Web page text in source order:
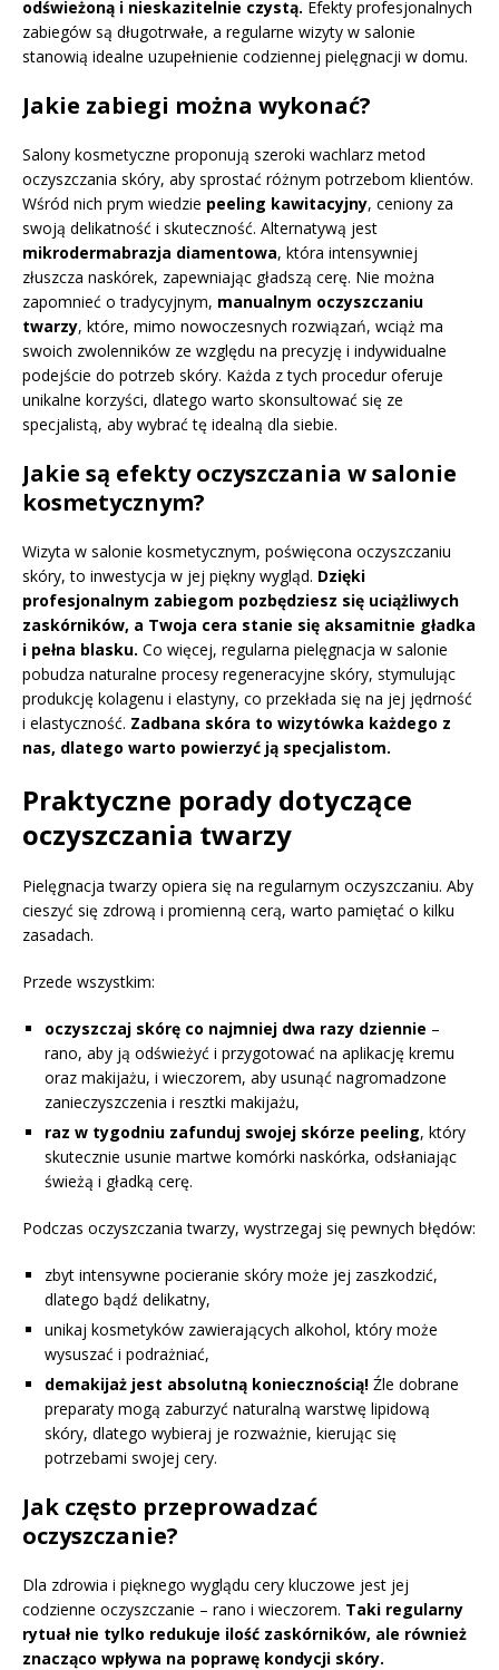
odświeżoną i nieskazitelnie czystą. Efekty profesjonalnych
zabiegów są długotrwałe, a regularne wizyty w salonie
stanowią idealne uzupełnienie codziennej pielęgnacji w domu.
Jakie zabiegi można wykonać?
Salony kosmetyczne proponują szeroki wachlarz metod
oczyszczania skóry, aby sprostać różnym potrzebom klientów.
Wśród nich prym wiedzie peeling kawitacyjny, ceniony za
swoją delikatność i skuteczność. Alternatywą jest
mikrodermabrazja diamentowa, która intensywniej
złuszcza naskórek, zapewniając gładszą cerę. Nie można
zapomnieć o tradycyjnym, manualnym oczyszczaniu
twarzy, które, mimo nowoczesnych rozwiązań, wciąż ma
swoich zwolenników ze względu na precyzję i indywidualne
podejście do potrzeb skóry. Każda z tych procedur oferuje
unikalne korzyści, dlatego warto skonsultować się ze
specjalistą, aby wybrać tę idealną dla siebie.
Jakie są efekty oczyszczania w salonie
kosmetycznym?
Wizyta w salonie kosmetycznym, poświęcona oczyszczaniu
skóry, to inwestycja w jej piękny wygląd. Dzięki
profesjonalnym zabiegom pozbędziesz się uciążliwych
zaskórników, a Twoja cera stanie się aksamitnie gładka
i pełna blasku. Co więcej, regularna pielęgnacja w salonie
pobudza naturalne procesy regeneracyjne skóry, stymulując
produkcję kolagenu i elastyny, co przekłada się na jej jędrność
i elastyczność. Zadbana skóra to wizytówka każdego z
nas, dlatego warto powierzyć ją specjalistom.
Praktyczne porady dotyczące
oczyszczania twarzy
Pielęgnacja twarzy opiera się na regularnym oczyszczaniu. Aby
cieszyć się zdrową i promienną cerą, warto pamiętać o kilku
zasadach.
Przede wszystkim:
oczyszczaj skórę co najmniej dwa razy dziennie –
rano, aby ją odświeżyć i przygotować na aplikację kremu
oraz makijażu, i wieczorem, aby usunąć nagromadzone
zanieczyszczenia i resztki makijażu,
raz w tygodniu zafunduj swojej skórze peeling, który
skutecznie usunie martwe komórki naskórka, odsłaniając
świeżą i gładką cerę.
Podczas oczyszczania twarzy, wystrzegaj się pewnych błędów:
zbyt intensywne pocieranie skóry może jej zaszkodzić,
dlatego bądź delikatny,
unikaj kosmetyków zawierających alkohol, który może
wysuszać i podrażniać,
demakijaż jest absolutną koniecznością! Źle dobrane
preparaty mogą zaburzyć naturalną warstwę lipidową
skóry, dlatego wybieraj je rozważnie, kierując się
potrzebami swojej cery.
Jak często przeprowadzać
oczyszczanie?
Dla zdrowia i pięknego wyglądu cery kluczowe jest jej
codzienne oczyszczanie – rano i wieczorem. Taki regularny
rytuał nie tylko redukuje ilość zaskórników, ale również
znacząco wpływa na poprawę kondycji skóry.